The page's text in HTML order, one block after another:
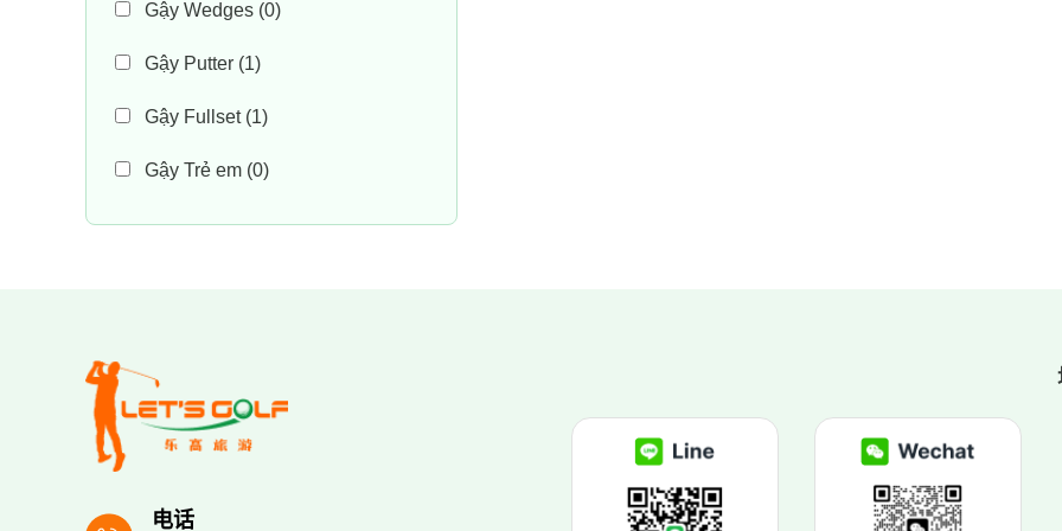
Gậy Wedges (0)
Gậy Putter (1)
Gậy Fullset(1)
Gậy Trẻ em (0)
电话